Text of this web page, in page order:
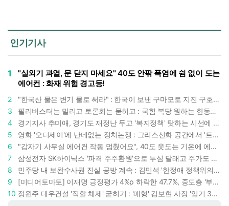
인기기사
1
"실외기 과열, 문 닫지 마세요" 40도 안팎 폭염에 쉼 없이 도는
에어컨 : 화재 위험 경고등!
2
"한국산 물은 변기 물로 써라" : 한국이 보낸 구마모토 지진 구호품에 한 일본인의 '어처구니 없는' 반응
3
필리버스터는 밀리고 토론회는 묻히고 : 국힘 복당 원하는 한동훈, '검사 정치'의 한계만 드러내나
4
경기지사 추미애, 경기도 재정난 두고 '복지정책' 탓하는 시선에 정면 반박 : "고령자와 아이 인구 급증"
5
영화 '오디세이'에 난데없는 정치논쟁 : 그리스신화 공간에서 '트럼프 전쟁의 참혹함'이 보인다
6
"갑자기 사무실 에어컨 작동 멈췄어요", 40도 웃도는 기온에 에어컨도 숨이 찬다
7
삼성전자 SK하이닉스 '파격 주주환원'으로 투심 달래고 주가도 받칠까, 100조 넘는 추가 배당 재원에 쏠리는 눈
8
민주당 내 보완수사권 진실 공방 계속 : 김민석 '한정애 정책위의장' 발언 근거로 내세우자 사무총장 지낸 조승래 반박
9
[미디어토마토] 이재명 긍정평가 4%p 하락한 47.7%, 중도층 '부정 49.7% vs 긍정 42.9%'
10
정원주 대우건설 '직할 체제' 굳히기 : '매형' 김보현 사장 '임기 3년' 받고 4개월 만에 물러났다